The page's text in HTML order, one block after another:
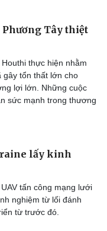
Phương Tây thiệt
thực hiện nhằm
gây tổn thất lớn cho
lợi lớn. Những cuộc
sức mạnh trong thương
lấy kinh
tấn công mạng lưới
nghiệm từ lối đánh
từ trước đó.